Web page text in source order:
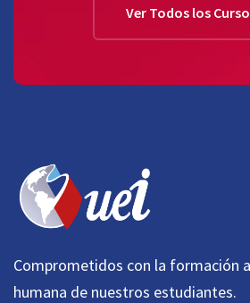
Ver Todos los
Comprometidos con la formación
humana de nuestros estudiantes.